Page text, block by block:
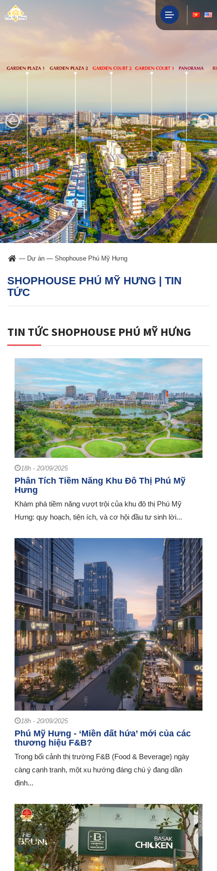
— Dự án — Shophouse Phú Mỹ Hưng
SHOPHOUSE PHÚ MỸ HƯNG | TIN
TỨC
TIN TỨC SHOPHOUSE PHÚ MỸ HƯNG
18h - 20/09/2025
Phân Tích Tiềm Năng Khu Đô Thị Phú Mỹ
Hưng
Khám phá tiềm năng vượt trội của khu đô thị Phú Mỹ
Hưng: quy hoạch, tiện ích, và cơ hội đầu tư sinh lời...
18h - 20/09/2025
Phú Mỹ Hưng - ‘Miền đất hứa’ mới của các
thương hiệu F&B?
Trong bối cảnh thị trường F&B (Food & Beverage) ngày
càng cạnh tranh, một xu hướng đáng chú ý đang dần
định...